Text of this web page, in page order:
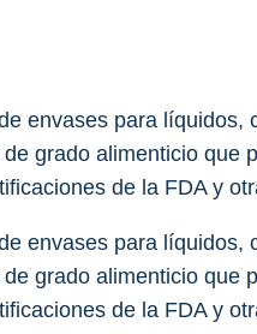
envases para
grado alimenticio
de la FDA y
envases para
grado alimenticio
de la FDA y